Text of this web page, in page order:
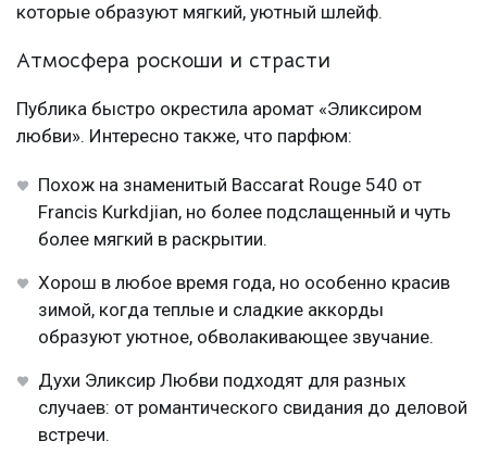
которые образуют мягкий, уютный шлейф.
Атмосфера роскоши и страсти
Публика быстро окрестила аромат «Эликсиром
любви». Интересно также, что парфюм:
Похож на знаменитый Baccarat Rouge 540 от
Francis Kurkdjian, но более подслащенный и чуть
более мягкий в раскрытии.
Хорош в любое время года, но особенно красив
зимой, когда теплые и сладкие аккорды
образуют уютное, обволакивающее звучание.
Духи Эликсир Любви подходят для разных
случаев: от романтического свидания до деловой
встречи.